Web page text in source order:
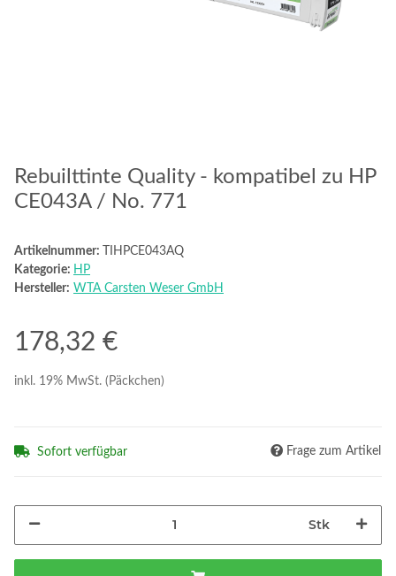
Rebuilttinte Quality - kompatibel zu HP
CE043A / No. 771
Artikelnummer:
TIHPCE043AQ
Kategorie: HP
Hersteller: WTA Carsten Weser GmbH
178,32 €
inkl. 19% MwSt. (Päckchen)
Sofort verfügbar Frage zum Artikel
Stk